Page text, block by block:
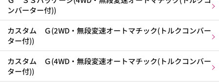
ンバーター付))
カスタム Ｇ(2WD・無段変速オートマチック(トルクコンバー
ター付))
カスタム Ｇ(4WD・無段変速オートマチック(トルクコンバー
ター付))